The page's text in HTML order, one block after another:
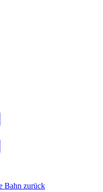
Bahn zurück